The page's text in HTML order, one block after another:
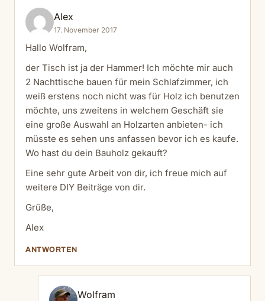
Alex
17. November 2017
Hallo Wolfram,
der Tisch ist ja der Hammer! Ich möchte mir auch
2 Nachttische bauen für mein Schlafzimmer, ich
weiß erstens noch nicht was für Holz ich benutzen
möchte, uns zweitens in welchem Geschäft sie
eine große Auswahl an Holzarten anbieten- ich
müsste es sehen uns anfassen bevor ich es kaufe.
Wo hast du dein Bauholz gekauft?
Eine sehr gute Arbeit von dir, ich freue mich auf
weitere DIY Beiträge von dir.
Grüße,
Alex
ANTWORTEN
Wolfram